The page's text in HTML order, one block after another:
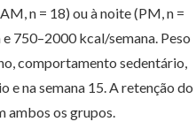
n = 18) ou à noite (PM, n =
750–2000 kcal/semana. Peso
comportamento sedentário,
na semana 15. A retenção do
ambos os grupos.